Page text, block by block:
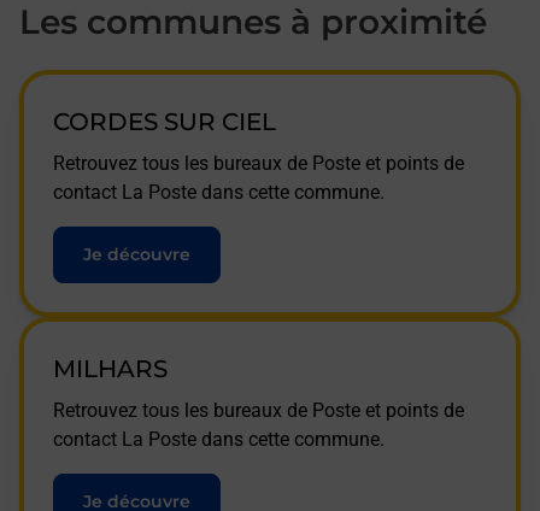
Les communes à proximité
CORDES SUR CIEL
Retrouvez tous les bureaux de Poste et points de
contact La Poste dans cette commune.
Je découvre
MILHARS
Retrouvez tous les bureaux de Poste et points de
contact La Poste dans cette commune.
Je découvre